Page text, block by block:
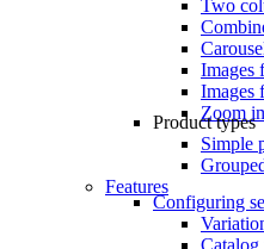
Two
Images
Images
Zoom
Product types
Simple
Features
Configuring
Catalog